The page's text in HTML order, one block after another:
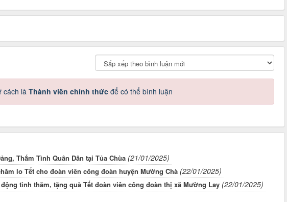
cách làThành viên chính thức để có thể bình luận
Thắm Tình Quân Dân tại Tủa Chùa (21/01/2025)
lo Tết cho đoàn viên công đoàn huyện Mường Chà (22/01/2025)
tỉnh thăm, tặng quà Tết đoàn viên công đoàn thị xã Mường Lay (22/01/2025)